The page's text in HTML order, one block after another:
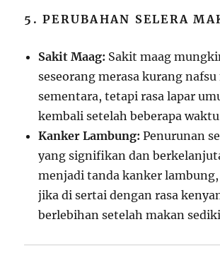
5. PERUBAHAN SELERA
Sakit Maag: Sakit maag
seseorang merasa kurang nafsu
sementara, tetapi rasa lapar
kembali setelah beberapa
Kanker Lambung: Penurunan
yang signifikan dan
menjadi tanda kanker
jika di sertai dengan rasa
berlebihan setelah makan